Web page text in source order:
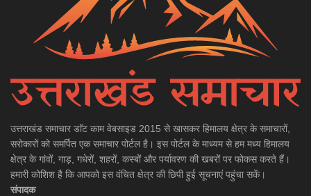
उत्तराखंड समाचार डाॅट काम वेबसाइड 2015 से खासकर हिमालय क्षेत्र के समाचारों,
सरोकारों को समर्पित एक समाचार पोर्टल है। इस पोर्टल के माध्यम से हम मध्य हिमालय
क्षेत्र के गांवों, गाड़, गधेरों, शहरों, कस्बों और पर्यावरण की खबरों पर फोकस करते हैं।
हमारी कोशिश है कि आपको इस वंचित क्षेत्र की छिपी हुई सूचनाएं पहुंचा सकें।
संपादक